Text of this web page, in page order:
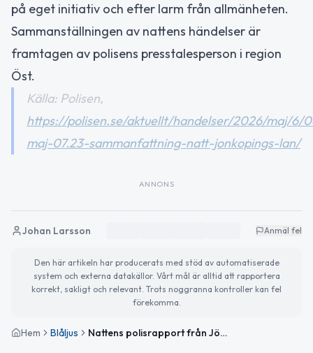
på eget initiativ och efter larm från allmänheten.
Sammanställningen av nattens händelser är
framtagen av polisens presstalesperson i region
Öst.
Källa: Polisen,
https://polisen.se/aktuellt/handelser/2026/maj/6/
maj-07.23-sammanfattning-natt-jonkopings-lan/
ANNONS
Johan Larsson Anmäl fel
Den här artikeln har producerats med stöd av automatiserade
system och externa datakällor. Vårt mål är alltid att rapportera
korrekt, sakligt och relevant. Trots noggranna kontroller kan fel
förekomma.
Hem Blåljus Nattens polisrapport från Jönköpings län – inga större händelser